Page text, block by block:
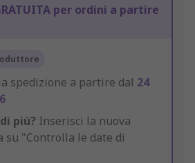
per ordini a partire
spedizione a partire dal 24
più? Inserisci la nuova
su "Controlla le date di